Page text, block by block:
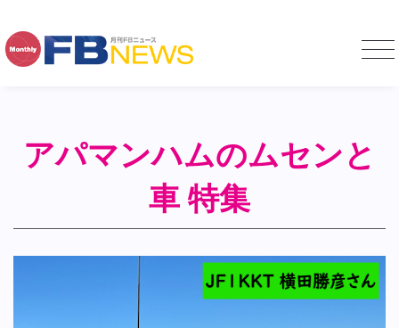
アパマンハムのムセンと
車 特集